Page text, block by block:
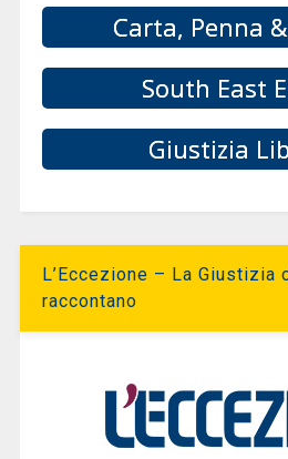
Carta, Penna
South East
Giustizia
L’Eccezione – La Giustizia
raccontano